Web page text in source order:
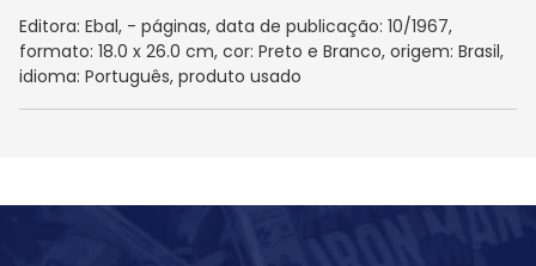
Editora: Ebal, - páginas, data de publicação: 10/1967,
formato: 18.0 x 26.0 cm, cor: Preto e Branco, origem: Brasil,
idioma: Português, produto usado